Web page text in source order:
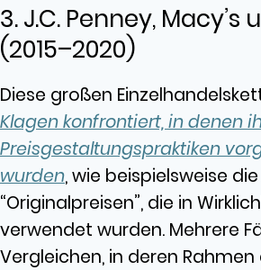
3. J.C. Penney, Macy’s
(2015–2020)
Diese großen
Klagen konfrontiert, in denen
Preisgestaltungspraktiken
wurden, wie beispielsweise
“Originalpreisen”, die in
verwendet wurden. Mehrere
Vergleichen, in deren Rahmen